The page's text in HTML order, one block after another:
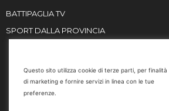
BATTIPAGLIA TV
SPORT DALLA PROVINCIA
Email
Questo sito utilizza cookie di terze parti, per finalità
di marketing e fornire servizi in linea con le tue
preferenze.